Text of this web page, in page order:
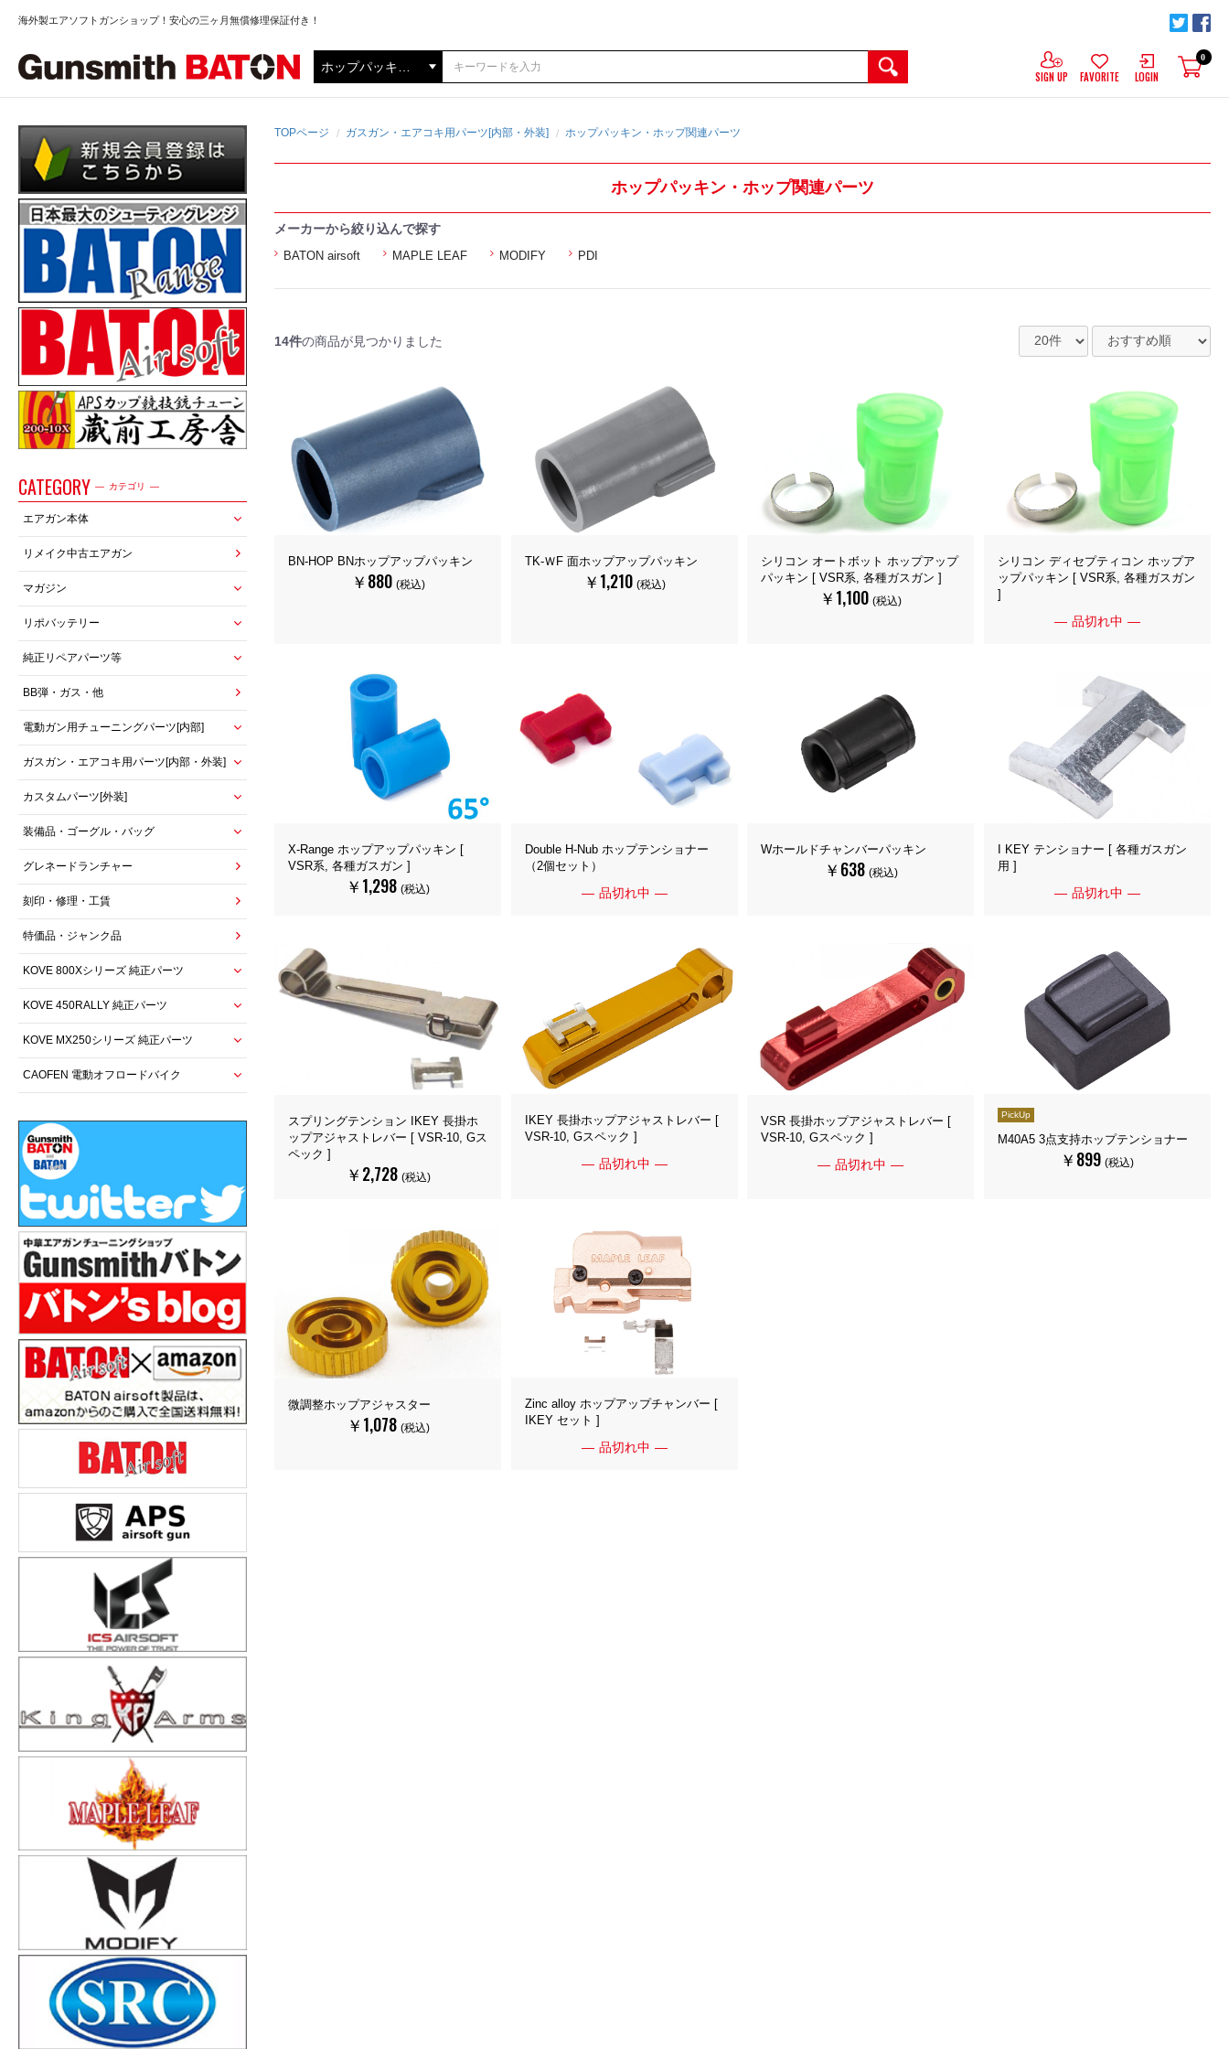
海外製エアソフトガンショップ！安心の三ヶ月無償修理保証付き！
SIGN UP FAVORITE LOGIN
0
CATEGORY カテゴリ
エアガン本体
リメイク中古エアガン
マガジン
リポバッテリー
純正リペアパーツ等
BB弾・ガス・他
電動ガン用チューニングパーツ[内部]
ガスガン・エアコキ用パーツ[内部・外装]
カスタムパーツ[外装]
装備品・ゴーグル・バッグ
グレネードランチャー
刻印・修理・工賃
特価品・ジャンク品
KOVE 800Xシリーズ 純正パーツ
KOVE 450RALLY 純正パーツ
KOVE MX250シリーズ 純正パーツ
CAOFEN 電動オフロードバイク
TOPページ ガスガン・エアコキ用パーツ[内部・外装] ホップパッキン・ホップ関連パーツ
ホップパッキン・ホップ関連パーツ
メーカーから絞り込んで探す
BATON airsoft MAPLE LEAF MODIFY PDI
14件の商品が見つかりました
BN-HOP BNホップアップパッキン
￥880 (税込)
TK-ＷF 面ホップアップパッキン
￥1,210 (税込)
シリコン オートボット ホップアップ
パッキン [ VSR系, 各種ガスガン ]
￥1,100 (税込)
シリコン ディセプティコン ホップア
ップパッキン [ VSR系, 各種ガスガン
]
品切れ中
X-Range ホップアップパッキン [
VSR系, 各種ガスガン ]
￥1,298 (税込)
Double H-Nub ホップテンショナー
（2個セット）
品切れ中
Wホールドチャンバーパッキン
￥638 (税込)
I KEY テンショナー [ 各種ガスガン
用 ]
品切れ中
スプリングテンション IKEY 長掛ホ
ップアジャストレバー [ VSR-10, Gス
ペック ]
￥2,728 (税込)
IKEY 長掛ホップアジャストレバー [
VSR-10, Gスペック ]
品切れ中
VSR 長掛ホップアジャストレバー [
VSR-10, Gスペック ]
品切れ中
PickUp
M40A5 3点支持ホップテンショナー
￥899 (税込)
微調整ホップアジャスター
￥1,078 (税込)
Zinc alloy ホップアップチャンバー [
IKEY セット ]
品切れ中